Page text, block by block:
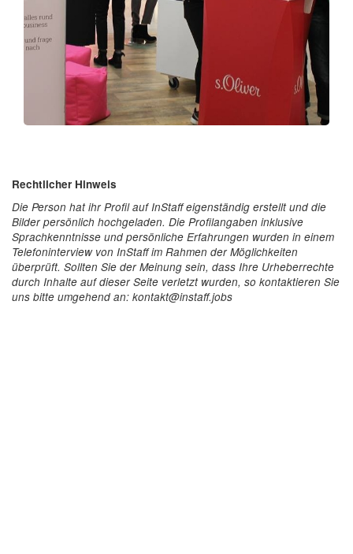
Rechtlicher Hinweis
Die Person hat ihr Profil auf InStaff eigenständig erstellt und die
Bilder persönlich hochgeladen. Die Profilangaben inklusive
Sprachkenntnisse und persönliche Erfahrungen wurden in einem
Telefoninterview von InStaff im Rahmen der Möglichkeiten
überprüft. Sollten Sie der Meinung sein, dass Ihre Urheberrechte
durch Inhalte auf dieser Seite verletzt wurden, so kontaktieren Sie
uns bitte umgehend an: kontakt@instaff.jobs